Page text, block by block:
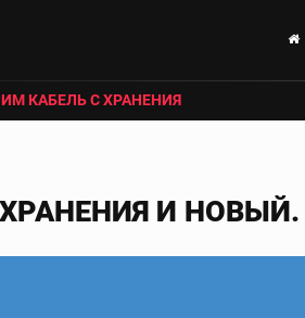
КАБЕЛЬ С ХРАНЕНИЯ
И НОВЫЙ.